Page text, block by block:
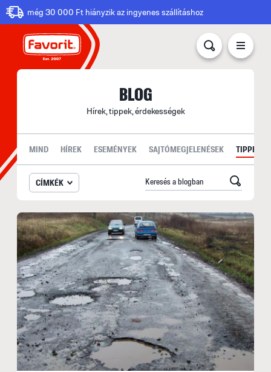
még 30 000 Ft hiányzik az ingyenes szállításhoz
BLOG
Hírek, tippek, érdekességek
MIND HÍREK ESEMÉNYEK SAJTÓMEGJELENÉSEK TIPPEK
CÍMKÉK